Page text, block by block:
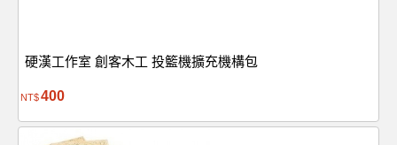
硬漢工作室 創客木工 投籃機擴充機構包
NT$400